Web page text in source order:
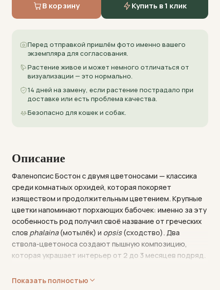
В корзину Купить в 1 клик
Перед отправкой пришлём фото именно вашего
экземпляра для согласования.
Растение живое и может немного отличаться от
визуализации — это нормально.
14 дней на замену, если растение пострадало при
доставке или есть проблема качества.
Безопасно для кошек и собак.
Описание
Фаленопсис Бостон с двумя цветоносами — классика
среди комнатных орхидей, которая покоряет
изяществом и продолжительным цветением. Крупные
цветки напоминают порхающих бабочек: именно за эту
особенность род получил своё название от греческих
слов phalaina(мотылёк) и opsis(сходство). Два
ствола-цветоноса создают пышную композицию,
которая украшает интерьер от 2 до 3 месяцев подряд.
адаптирован к жизни в квартире: ему не нужен период
Показать полностью